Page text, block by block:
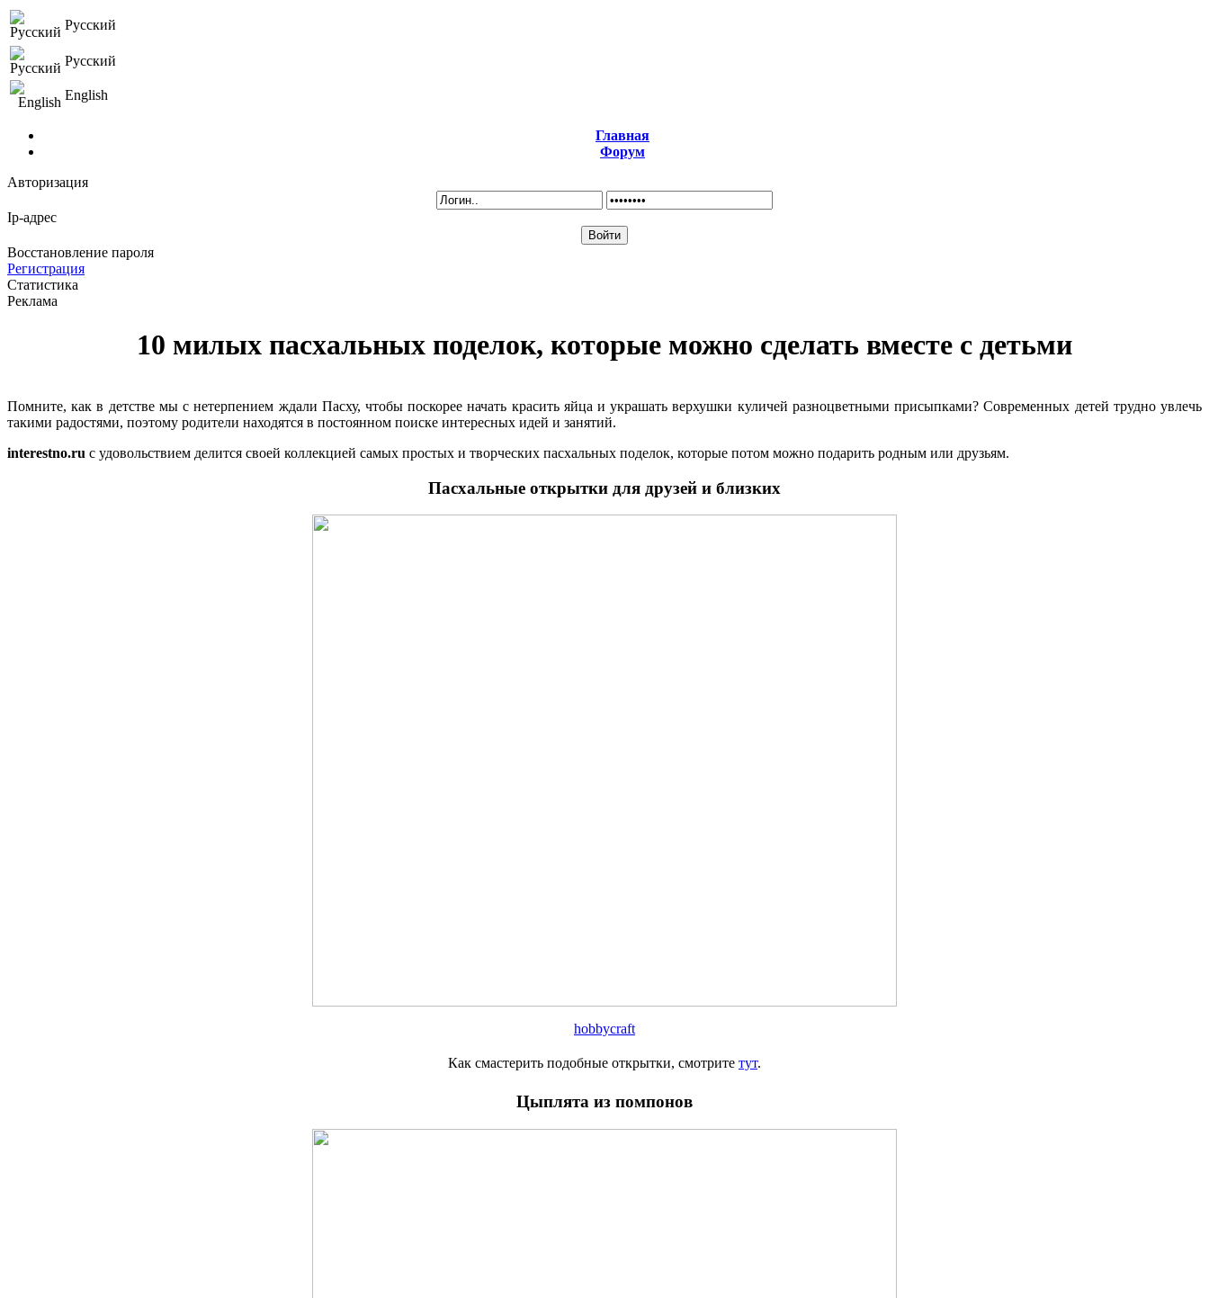
Русский
Русский
English
Главная
Форум
Авторизация
Ip-адрес
Восстановление пароля
Регистрация
Статистика
Реклама
10 милых пасхальных поделок, которые можно сделать вместе с детьми
Помните, как в детстве мы с нетерпением ждали Пасху, чтобы поскорее начать красить яйца и украшать верхушки куличей разноцветными присыпками? Современных детей трудно увлечь
такими радостями, поэтому родители находятся в постоянном поиске интересных идей и занятий.
interestno.ru с удовольствием делится своей коллекцией самых простых и творческих пасхальных поделок, которые потом можно подарить родным или друзьям.
Пасхальные открытки для друзей и близких
hobbycraft
Как смастерить подобные открытки, смотрите тут.
Цыплята из помпонов